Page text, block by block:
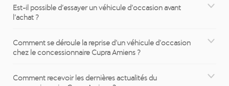
Est-il possible d’essayer un véhicule d’occasion avant
l’achat ?
Comment se déroule la reprise d’un véhicule d’occasion
chez le concessionnaire Cupra Amiens ?
Comment recevoir les dernières actualités du